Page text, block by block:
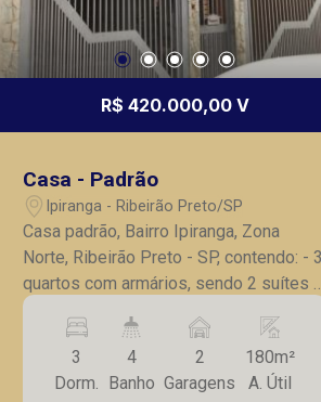
Bráulio Alvarez
CRECI 234.175 - Venda
Corretor(a) Online
CORRETOR DE PLANTÃO
R$ 420.000,00 V
Casa - Padrão
Ipiranga - Ribeirão Preto/SP
Casa padrão, Bairro Ipiranga, Zona
Norte, Ribeirão Preto - SP, contendo: - 3
quartos com armários, sendo 2 suítes -
Banheiro social - Mobiliado - Sala para
2 ambientes - Cozinha planejada -
Lavanderia - Banheiro de serviço -
Quarto de despejo - 2 vagas de
3
Dorm.
4
Banho
2
Garagens
180m²
A. Útil